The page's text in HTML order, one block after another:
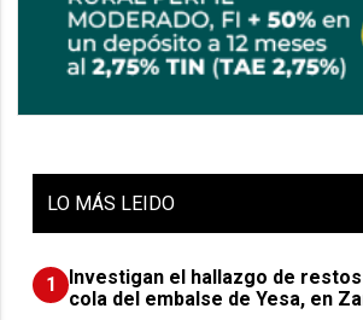
LO MÁS LEIDO
1
Investigan el hallazgo de
cola del embalse de Yesa, en